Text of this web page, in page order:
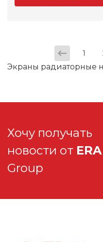
1
Экраны радиаторные
Хочу получать
новости от ERA
Group